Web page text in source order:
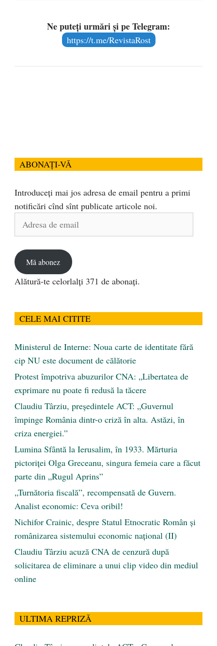
Ne puteți urmări și pe Telegram:
https://t.me/RevistaRost
ABONAȚI-VĂ
Introduceți mai jos adresa de email pentru a primi
notificări cînd sînt publicate articole noi.
Adresa
Mă abonez
Alătură-te celorlalți 371 de abonați.
CELE MAI CITITE
Ministerul de Interne: Noua carte de identitate fără
cip NU este document de călătorie
Protest împotriva abuzurilor CNA: „Libertatea de
exprimare nu poate fi redusă la tăcere
Claudiu Târziu, președintele ACT: „Guvernul
împinge România dintr-o criză în alta. Astăzi, în
criza energiei.”
Lumina Sfântă la Ierusalim, în 1933. Mărturia
pictoriței Olga Greceanu, singura femeia care a făcut
parte din „Rugul Aprins”
„Turnătoria fiscală”, recompensată de Guvern.
Analist economic: Ceva oribil!
Nichifor Crainic, despre Statul Etnocratic Român şi
românizarea sistemului economic naţional (II)
Claudiu Târziu acuză CNA de cenzură după
solicitarea de eliminare a unui clip video din mediul
online
ULTIMA REPRIZĂ